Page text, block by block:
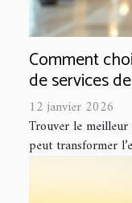
Comment
de services
12 janvier 2026
Trouver le meilleur
peut transformer